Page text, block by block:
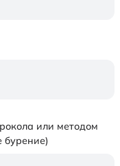
или методом
бурение)